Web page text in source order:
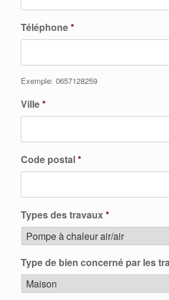
Téléphone*
Exemple: 0657128259
Ville*
Code postal*
Types des travaux*
Type de bien concerné par les